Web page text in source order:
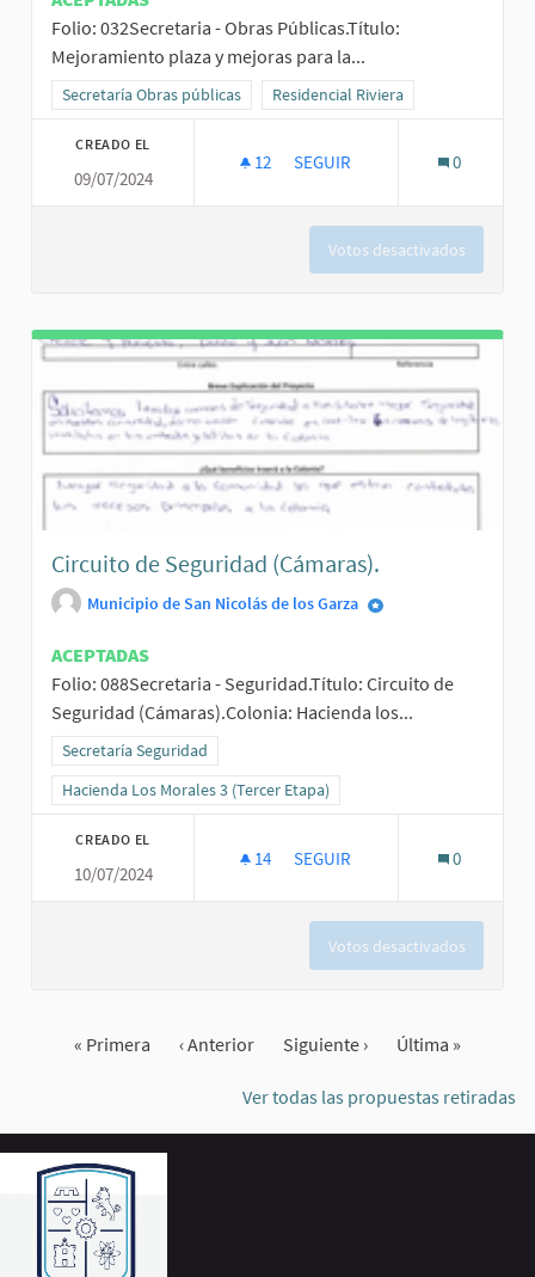
Folio: 032Secretaria - Obras Públicas.Título:
Mejoramiento plaza y mejoras para la...
Resultados al filtrar por la categoría: Secretaría Obras públicas
Secretaría Obras públicas Resultados al filtrar por el ámbito:
Residencial Riviera
CREADO EL
09/07/2024
12 12 SEGUIDORAS
SEGUIR 0
Votos desactivados
Circuito de Seguridad (Cámaras).
Municipio de San Nicolás de los Garza
ACEPTADAS
Folio: 088Secretaria - Seguridad.Título: Circuito de
Seguridad (Cámaras).Colonia: Hacienda los...
Resultados al filtrar por la categoría: Secretaría Seguridad
Secretaría Seguridad
Resultados al filtrar por el ámbito: Hacienda Los Morales 3 (Tercer
Hacienda Los Morales 3 (Tercer Etapa)
CREADO EL
10/07/2024
14 14 SEGUIDORAS
SEGUIR 0
Votos desactivados
« Primera ‹ Anterior Siguiente › Última »
Ver todas las propuestas retiradas